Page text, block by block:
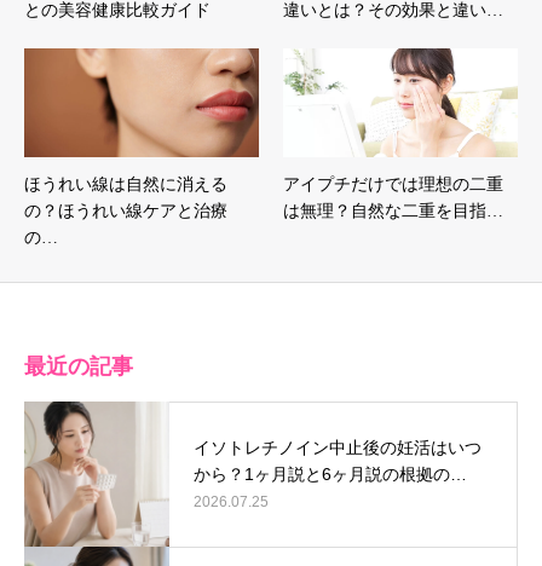
との美容健康比較ガイド
違いとは？その効果と違い…
ほうれい線は自然に消える
の？ほうれい線ケアと治療
の…
アイプチだけでは理想の二重
は無理？自然な二重を目指…
最近の記事
イソトレチノイン中止後の妊活はいつ
から？1ヶ月説と6ヶ月説の根拠の…
2026.07.25